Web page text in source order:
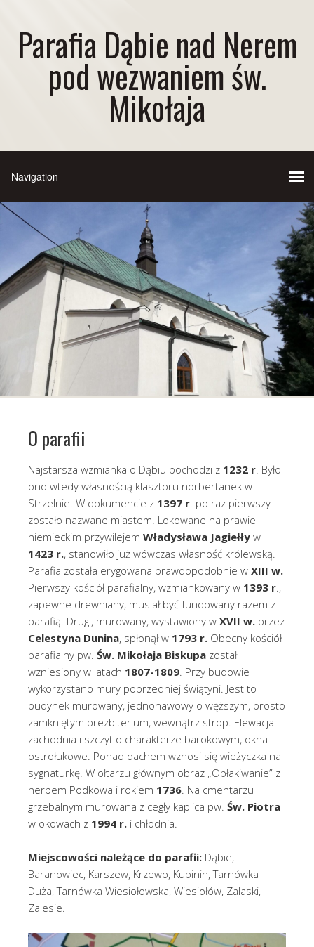
Parafia Dąbie nad Nerem
pod wezwaniem św.
Mikołaja
O parafii
Najstarsza wzmianka o Dąbiu pochodzi z 1232 r. Było
ono wtedy własnością klasztoru norbertanek w
Strzelnie. W dokumencie z 1397 r. po raz pierwszy
zostało nazwane miastem. Lokowane na prawie
niemieckim przywilejem Władysława Jagiełły w
1423 r., stanowiło już wówczas własność królewską.
Parafia została erygowana prawdopodobnie w XIII w.
Pierwszy kościół parafialny, wzmiankowany w 1393 r.,
zapewne drewniany, musiał być fundowany razem z
parafią. Drugi, murowany, wystawiony w XVII w. przez
Celestyna Dunina, spłonął w 1793 r. Obecny kościół
parafialny pw. Św. Mikołaja Biskupa został
wzniesiony w latach 1807-1809. Przy budowie
wykorzystano mury poprzedniej świątyni. Jest to
budynek murowany, jednonawowy o węższym, prosto
zamkniętym prezbiterium, wewnątrz strop. Elewacja
zachodnia i szczyt o charakterze barokowym, okna
ostrołukowe. Ponad dachem wznosi się wieżyczka na
sygnaturkę. W ołtarzu głównym obraz „Opłakiwanie” z
herbem Podkowa i rokiem 1736. Na cmentarzu
grzebalnym murowana z cegły kaplica pw. Św. Piotra
w okowach z 1994 r. i chłodnia.
Miejscowości należące do parafii: Dąbie,
Baranowiec, Karszew, Krzewo, Kupinin, Tarnówka
Duża, Tarnówka Wiesiołowska, Wiesiołów, Zalaski,
Zalesie.